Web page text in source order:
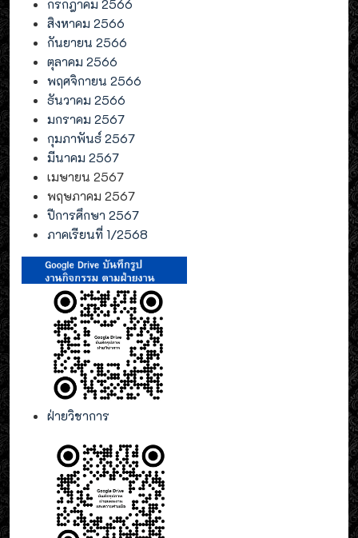
กรกฎาคม 2566
สิงหาคม 2566
กันยายน 2566
ตุลาคม 2566
พฤศจิกายน 2566
ธันวาคม 2566
มกราคม 2567
กุมภาพันธ์ 2567
มีนาคม 2567
เมษายน 2567
พฤษภาคม 2567
ปีการศึกษา 2567
ภาคเรียนที่ 1/2568
ฝ่ายวิชาการ